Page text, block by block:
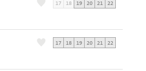
17 18 19 20 21 22
17 18 19 20 21 22